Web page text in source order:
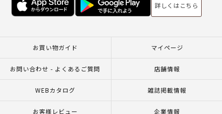
詳しくはこちら
お買い物ガイド マイページ
お問い合わせ - よくあるご質問 店舗情報
WEBカタログ 雑誌掲載情報
お客様レビュー 企業情報